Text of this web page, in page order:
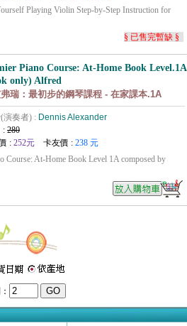
Playing Violin Step-by-Step Instruction for
§ 已售完暫缺 §
Piano Course: At-Home Book Level.1A
only) Alfred
瑞：最初步的鋼琴課程 - 在家課本.1A
(演奏者) : Dennis Alexander
: 280
: 252元 卡友價 : 238 元
Course: At-Home Book Level 1A composed by